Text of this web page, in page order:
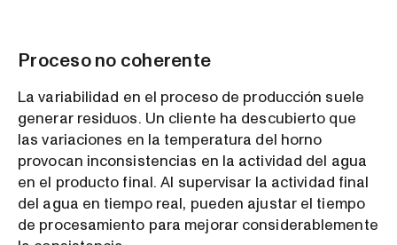
Proceso no coherente
La variabilidad en el proceso de producción suele
generar residuos. Un cliente ha descubierto que
las variaciones en la temperatura del horno
provocan inconsistencias en la actividad del agua
en el producto final. Al supervisar la actividad final
del agua en tiempo real, pueden ajustar el tiempo
de procesamiento para mejorar considerablemente